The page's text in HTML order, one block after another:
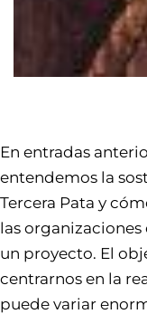
En entradas
entendemos la
Tercera Pata y
las organizaciones
un proyecto. El
centrarnos en la
puede variar